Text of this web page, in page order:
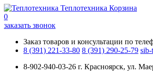
Теплотехника Корзина
0
заказать звонок
Заказ товаров и консультации по
8 (391) 221-33-80 8 (391) 290-25-79
8-902-940-03-26 г. Красноярск, ул.